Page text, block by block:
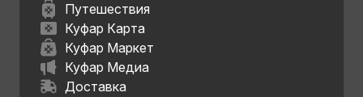
Путешествия
Куфар Карта
Куфар Маркет
Куфар Медиа
Доставка